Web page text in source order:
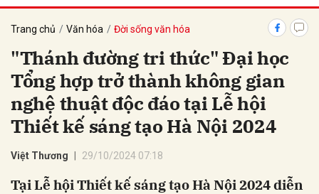
Trang chủ Văn hóa Đời sống văn hóa
"Thánh đường tri thức" Đại học
Tổng hợp trở thành không gian
nghệ thuật độc đáo tại Lễ hội
Thiết kế sáng tạo Hà Nội 2024
Việt Thương 29/10/2024 07:18
Tại Lễ hội Thiết kế sáng tạo Hà Nội 2024 diễn